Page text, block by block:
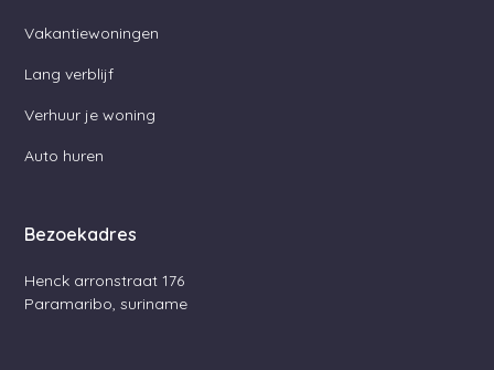
Vakantiewoningen
Lang verblijf
Verhuur je woning
Auto huren
Bezoekadres
Henck arronstraat 176
Paramaribo, suriname